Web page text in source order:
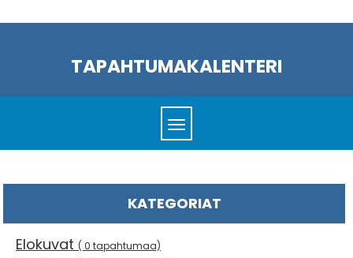
TAPAHTUMAKALENTERI
KATEGORIAT
Elokuvat ( 0 tapahtumaa)